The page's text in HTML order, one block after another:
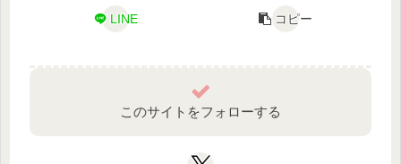
LINE コピー
このサイトをフォローする